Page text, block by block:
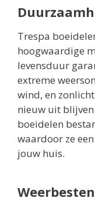
Trespa
hoogwaardige
levensduur
extreme
wind, en
nieuw uit blijven
boeidelen
waardoor ze
jouw huis.